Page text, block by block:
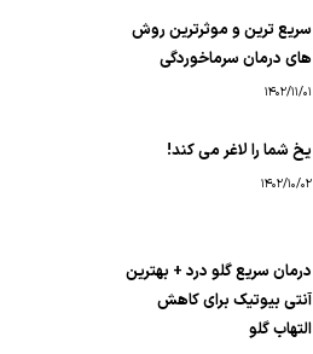
سریع ترین و موثرترین روش
های درمان سرماخوردگی
1402/11/01
یخ شما را لاغر می کند!
1402/10/02
درمان سریع گلو درد + بهترین
آنتی بیوتیک برای کاهش
التهاب گلو